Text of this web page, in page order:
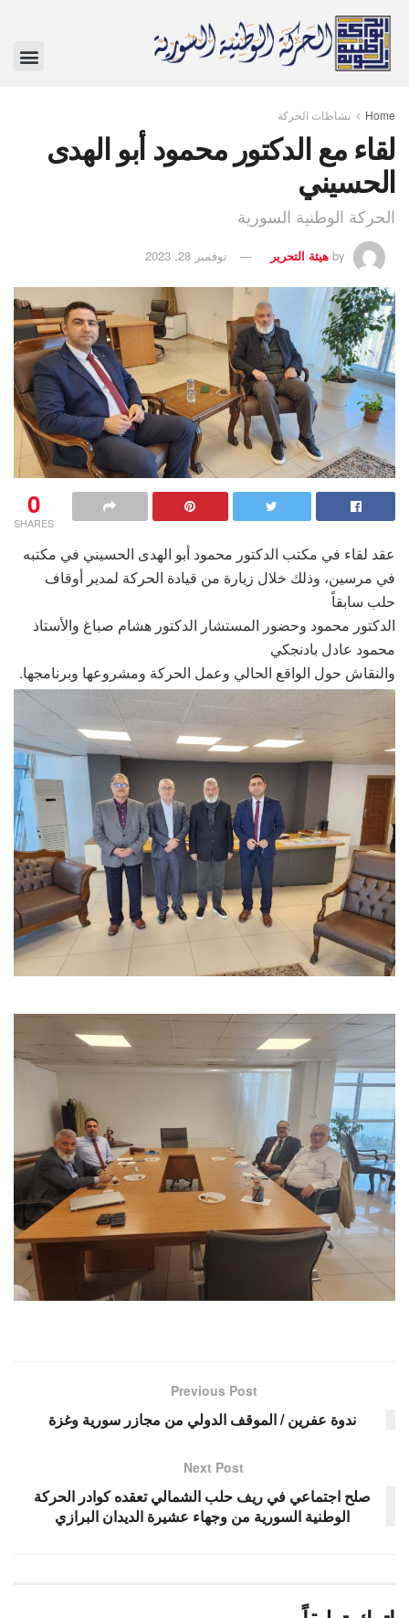
Home نشاطات الحركة
لقاء مع الدكتور محمود أبو الهدى
الحسيني
الحركة الوطنية السورية
by هيئة التحرير نوفمبر 28, 2023
0
SHARES
عقد لقاء في مكتب الدكتور محمود أبو الهدى الحسيني في مكتبه
في مرسين، وذلك خلال زيارة من قيادة الحركة لمدير أوقاف
حلب سابقاً
الدكتور محمود وحضور المستشار الدكتور هشام صباغ والأستاذ
محمود عادل بادنجكي
والنقاش حول الواقع الحالي وعمل الحركة ومشروعها وبرنامجها.
Previous Post
ندوة عفرين / الموقف الدولي من مجازر سورية وغزة
Next Post
صلح اجتماعي في ريف حلب الشمالي تعقده كوادر الحركة
الوطنية السورية من وجهاء عشيرة الديدان البرازي